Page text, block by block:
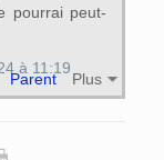
pourrai peut-
Parent Plus
à 11:19